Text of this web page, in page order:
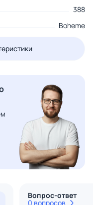
388
Boheme
Вопрос-ответ
0 вопросов